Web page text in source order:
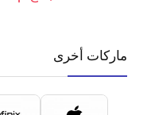
ماركات أخرى